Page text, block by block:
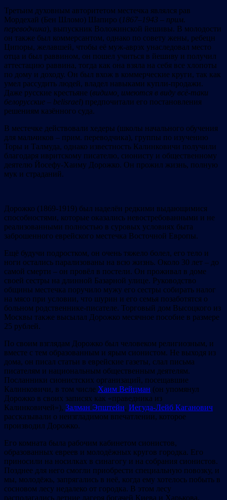
Третьим духовным авторитетом местечка являлся рав
Мордехай (Бен Шломо) Шапиро (1867–1943 – прим.
переводчика), выпускник Воложинской йешивы. В молодости
он также был коммерсантом, однако по совету жены, ребецн
Ципоры, желавшей, чтобы её муж-аврэх унаследовал место
отца и был раввином, он пошел учиться в йешиву и получил
аттестацию раввина, тогда как она взяла на себя все хлопоты
по дому и доходу. Он был вхож в коммерческие круги, так как
умел рассудить людей, владел навыками купли-продажи.
Даже русские крестьяне (видимо, имеются в виду всё-таки
белорусские – belisrael) предпочитали его постановления
решениям казённого суда.
В местечке действовали хедеры (школы начального обучения
для мальчиков – прим. переводчика), группы по изучению
Торы и Талмуда, однако известность Калинковичи получили
благодаря ивритскому писателю, сионисту и общественному
деятелю Йосефу-Хаиму Дорожко. Он прожил жизнь, полную
мук и страданий.
Дорожко (1869-1919) был наделён редкими выдающимися
способностями, которые оказались невостребованными и не
реализованными полностью в суровых условиях быта
заброшенного еврейского местечка Восточной Европы.
Ещё будучи подростком, он очень тяжело болел, его тело и
ноги остались парализованы на всю жизнь. Около 30 лет – до
самой смерти – он провёл в постели. Он проживал в доме
своей сестры на длинной Базарной улице. Руководство
общины местечка поручило мужу его сестры собирать налог
на мясо при условии, что шурин и его семья позаботятся о
больном родственнике-писателе. Торговый дом Высоцкого из
Москвы также высылал Дорожко месячное пособие в размере
25 рублей.
По своим взглядам Дорожко был человеком религиозным, и
вместе с тем образованным и ярым сионистом. Не выходя из
дома, он писал статьи в еврейские газеты, слал письма
писателям и национальным общественным деятелям.
Посланники сионистских организаций, посещавшие
Калинковичи, в том числе Хаим Вейцман (он упомянул
Дорожко в своих записях как «праведника из
Калинковичей»), Залман Эпштейн, Иегуда-Лейб Каганович
рассказывали о неизгладимом впечатлении, которое
производил Дорожко.
Его комната была рабочим кабинетом сионистов,
образованных евреев и молодёжных кругов городка. Его
приносили на носилках в синагогу и на собрания сионистов.
Позднее для него смогли приобрести специальную повозку, и
мы, молодёжь, запрягались в неё, когда ему хотелось побыть в
сосновом лесу недалеко от городка. В этом лесу
располагались летние лагеря богачей Киева и Харькова,